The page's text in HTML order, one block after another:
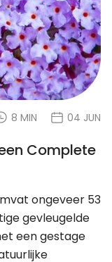
8 MIN 04 JUN
Complete
ongeveer 53
gevleugelde
een gestage